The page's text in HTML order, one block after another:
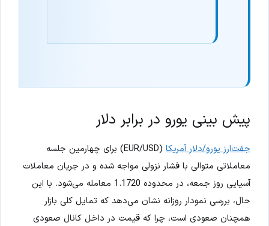
پیش بینی یورو در برابر دلار
جفت‌ارز یورو/دلار آمریکا
(EUR/USD) برای چهارمین جلسه
معاملاتی متوالی با فشار نزولی مواجه شده و در جریان معاملات
آسیایی روز جمعه، در محدوده 1.1720 معامله می‌شود. با این
حال، بررسی نمودار روزانه نشان می‌دهد که تمایل کلی بازار
همچنان صعودی است، چرا که قیمت در داخل کانال صعودی